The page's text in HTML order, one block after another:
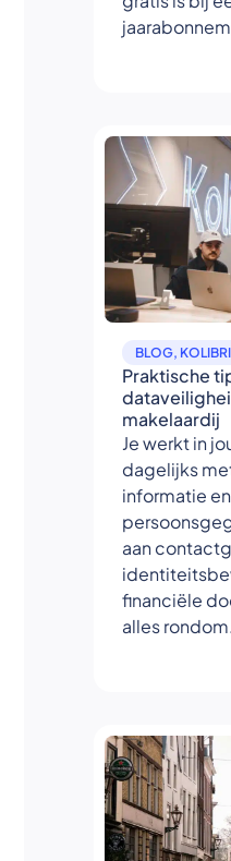
BLOG, KOLIBRI
Praktische
makelaardij
Je werkt in
dagelijks
informatie en
aan
financiële
alles